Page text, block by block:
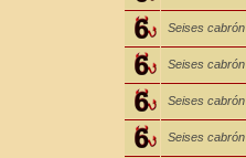
Seises cabrón
Seises cabrón
Seises cabrón
Seises cabrón